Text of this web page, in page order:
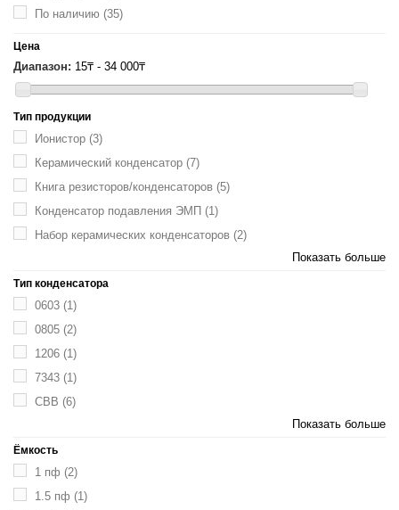
По наличию (35)
Цена
Диапазон: 15₸ - 34 000₸
Тип продукции
Ионистор (3)
Керамический конденсатор (7)
Книга резисторов/конденсаторов (5)
Конденсатор подавления ЭМП (1)
Набор керамических конденсаторов (2)
Показать больше
Тип конденсатора
0603 (1)
0805 (2)
1206 (1)
7343 (1)
CBB (6)
Показать больше
Ёмкость
1 пф (2)
1.5 пф (1)